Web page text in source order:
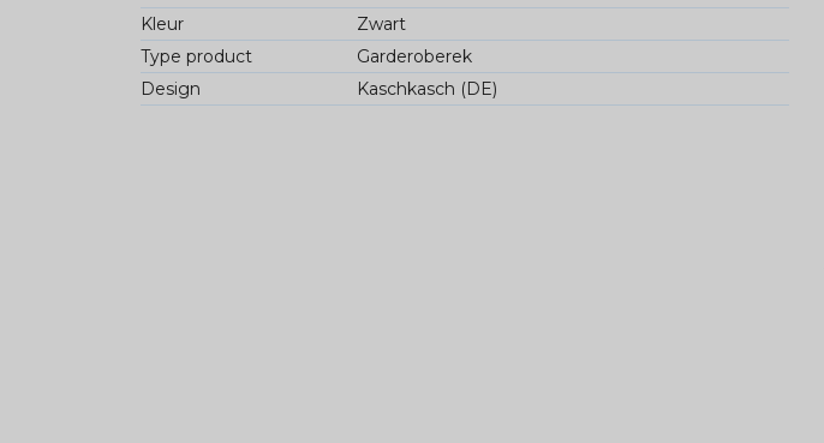
Kleur
Zwart
Type product
Garderoberek
Design
Kaschkasch (DE)